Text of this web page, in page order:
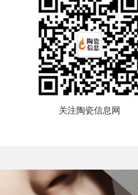
关注陶瓷信息网